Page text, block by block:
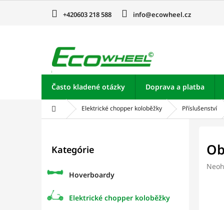
+420603 218 588 info@ecowheel.cz
Často kladené otázky Doprava a platba
Domov Elektrické chopper koloběžky Příslušenství
kategórie
Kategórie
Hoverboardy
Elektrické chopper koloběžky